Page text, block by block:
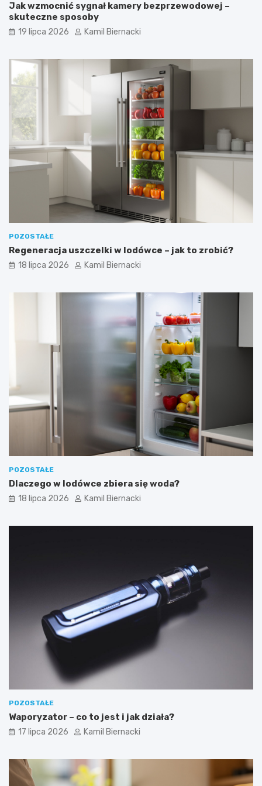
Jak wzmocnić sygnał kamery bezprzewodowej –
skuteczne sposoby
19 lipca 2026 Kamil Biernacki
POZOSTAŁE
Regeneracja uszczelki w lodówce – jak to zrobić?
18 lipca 2026 Kamil Biernacki
POZOSTAŁE
Dlaczego w lodówce zbiera się woda?
18 lipca 2026 Kamil Biernacki
POZOSTAŁE
Waporyzator – co to jest i jak działa?
17 lipca 2026 Kamil Biernacki